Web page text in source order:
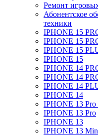
Ремонт
Абонентское
техники
IPHONE 15
IPHONE 15
IPHONE 15
IPHONE 15
IPHONE 14
IPHONE 14
IPHONE 14
IPHONE 14
IPHONE 13 Pro
IPHONE 13 Pro
IPHONE 13
IPHONE 13